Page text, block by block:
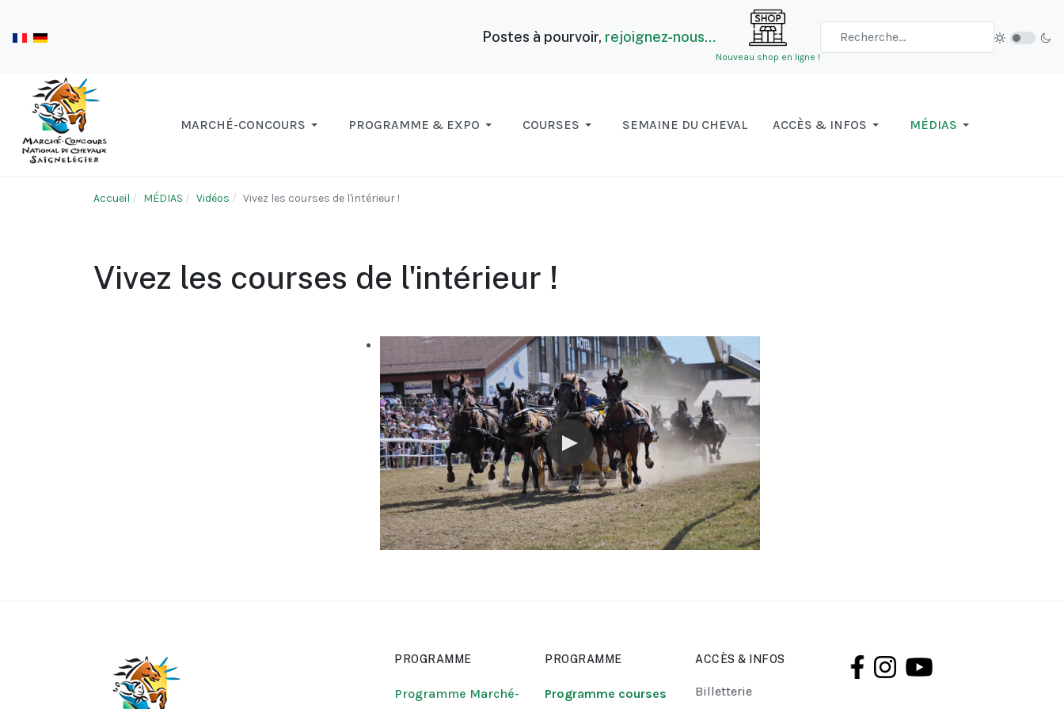
Postes à pourvoir, rejoignez-nous…
Nouveau shop en ligne !
MARCHÉ-CONCOURS PROGRAMME & EXPO COURSES SEMAINE DU CHEVAL ACCÈS & INFOS MÉDIAS
Accueil MÉDIAS Vidéos Vivez les courses de l'intérieur !
Vivez les courses de l'intérieur !
PROGRAMME
Programme Marché-
PROGRAMME
Programme courses
ACCÈS & INFOS
Billetterie